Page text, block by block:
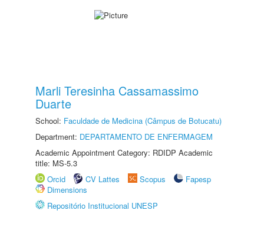
Marli Teresinha Cassamassimo
Duarte
School: Faculdade de Medicina (Câmpus de Botucatu)
Department: DEPARTAMENTO DE ENFERMAGEM
Academic Appointment Category: RDIDP Academic
title: MS-5.3
Orcid
CV Lattes Scopus
Fapesp
Dimensions
Repositório Institucional UNESP